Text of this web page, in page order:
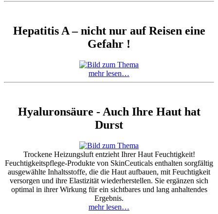
Hepatitis A – nicht nur auf Reisen eine
Gefahr !
mehr lesen…
Hyaluronsäure - Auch Ihre Haut hat
Durst
Trockene Heizungsluft entzieht Ihrer Haut Feuchtigkeit!
Feuchtigkeitspflege-Produkte von SkinCeuticals enthalten sorgfältig
ausgewählte Inhaltsstoffe, die die Haut aufbauen, mit Feuchtigkeit
versorgen und ihre Elastizität wiederherstellen. Sie ergänzen sich
optimal in ihrer Wirkung für ein sichtbares und lang anhaltendes
Ergebnis.
mehr lesen…